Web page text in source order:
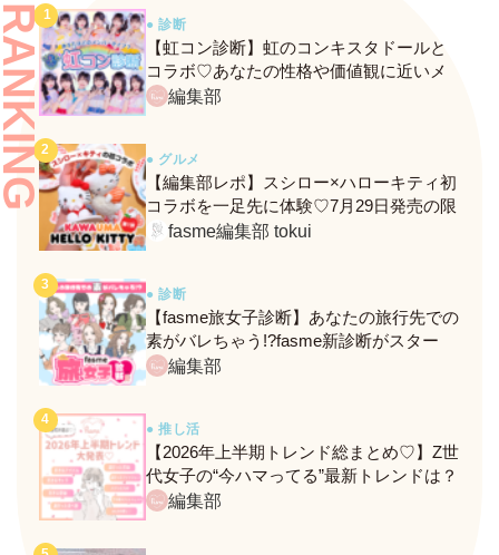
● 診断
【虹コン診断】虹のコンキスタドールと
コラボ♡あなたの性格や価値観に近いメ
ンバーがわかる、fasmeの新診断がスター
編集部
● グルメ
【編集部レポ】スシロー×ハローキティ初
コラボを一足先に体験♡7月29日発売の限
定メニュー＆グッズをレポ！
fasme編集部 tokui
● 診断
【fasme旅女子診断】あなたの旅行先での
素がバレちゃう!?fasme新診断がスター
ト！編集部
● 推し活
【2026年上半期トレンド総まとめ♡】Z世
代女子の“今ハマってる”最新トレンドは？
ネクストバズ予報もチェック♪
編集部